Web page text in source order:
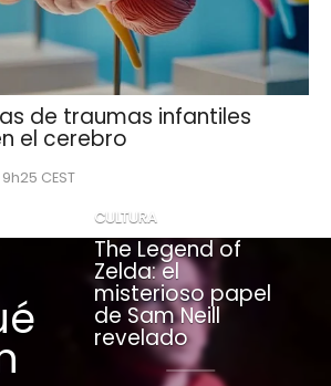
de traumas infantiles
el cerebro
CEST
CULTURA
The Legend of
Zelda: el
misterioso papel
de Sam Neill
revelado